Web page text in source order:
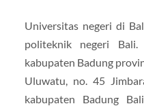
Universitas negeri di
politeknik negeri
kabupaten Badung
Uluwatu, no. 45
kabupaten Badung